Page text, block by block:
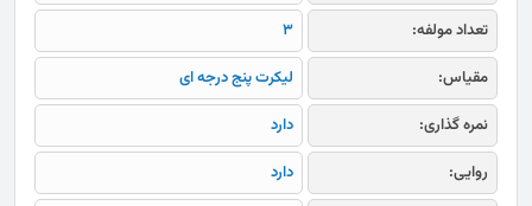
تعداد مولفه:
3
مقیاس:
لیکرت پنج درجه ای
نمره گذاری:
دارد
روایی:
دارد